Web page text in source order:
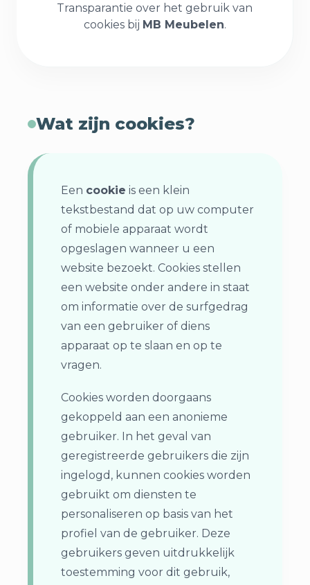
Transparantie over het gebruik van
cookies bij MB Meubelen.
Wat zijn cookies?
Een cookie is een klein
tekstbestand dat op uw computer
of mobiele apparaat wordt
opgeslagen wanneer u een
website bezoekt. Cookies stellen
een website onder andere in staat
om informatie over de surfgedrag
van een gebruiker of diens
apparaat op te slaan en op te
vragen.
Cookies worden doorgaans
gekoppeld aan een anonieme
gebruiker. In het geval van
geregistreerde gebruikers die zijn
ingelogd, kunnen cookies worden
gebruikt om diensten te
personaliseren op basis van het
profiel van de gebruiker. Deze
gebruikers geven uitdrukkelijk
toestemming voor dit gebruik,